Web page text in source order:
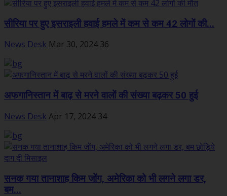
सीरिया पर हुए इसराइली हवाई हमले में कम से कम 42 लोगों की...
News Desk Mar 30, 2024 36
अफगानिस्तान में बाढ़ से मरने वालों की संख्या बढ़कर 50 हुई
News Desk Apr 17, 2024 34
सनक गया तानाशाह किम जोंग, अमेरिका को भी लगने लगा डर,
बम...